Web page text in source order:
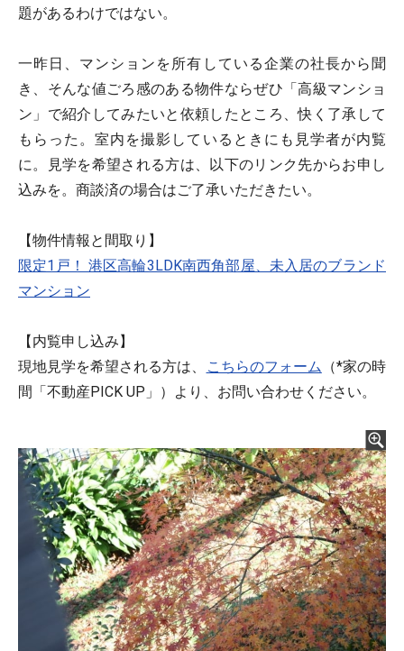
題があるわけではない。
一昨日、マンションを所有している企業の社長から聞
き、そんな値ごろ感のある物件ならぜひ「高級マンショ
ン」で紹介してみたいと依頼したところ、快く了承して
もらった。室内を撮影しているときにも見学者が内覧
に。見学を希望される方は、以下のリンク先からお申し
込みを。商談済の場合はご了承いただきたい。
【物件情報と間取り】
限定1戸！ 港区高輪3LDK南西角部屋、未入居のブランド
マンション
【内覧申し込み】
現地見学を希望される方は、
こちらのフォーム （*家の時
間「不動産PICK UP」）より、お問い合わせください。